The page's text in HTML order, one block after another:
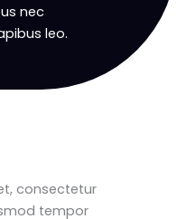
nec
leo.
consectetur
tempor